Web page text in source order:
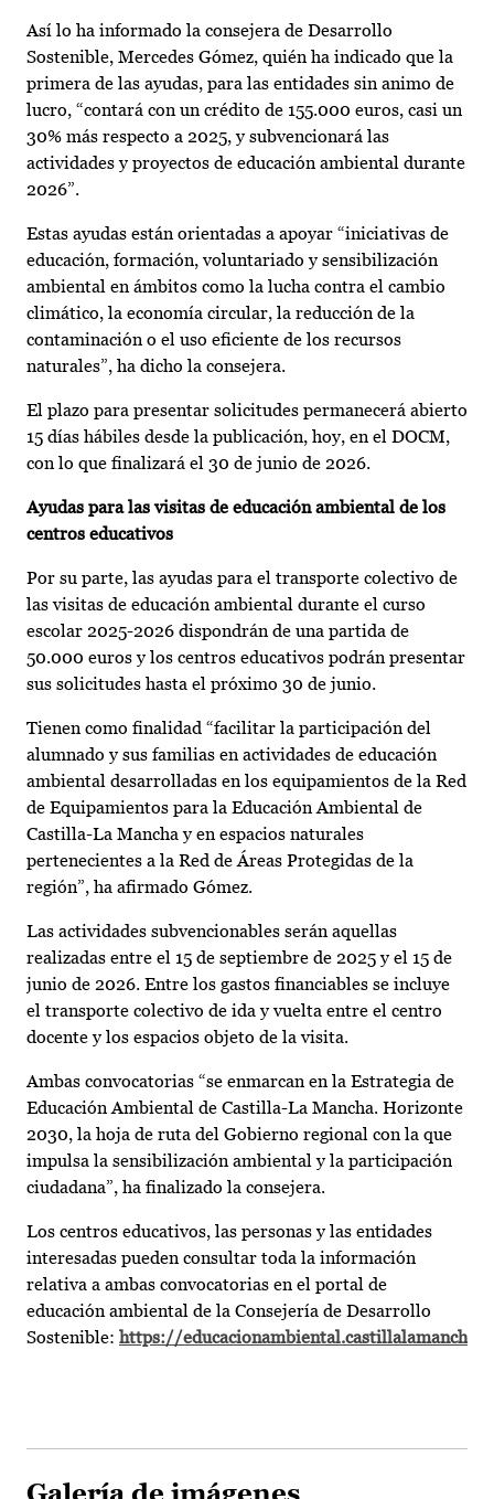
Así lo ha informado la consejera de Desarrollo
Sostenible, Mercedes Gómez, quién ha indicado que la
primera de las ayudas, para las entidades sin animo de
lucro, “contará con un crédito de 155.000 euros, casi un
30% más respecto a 2025, y subvencionará las
actividades y proyectos de educación ambiental durante
2026”.
Estas ayudas están orientadas a apoyar “iniciativas de
educación, formación, voluntariado y sensibilización
ambiental en ámbitos como la lucha contra el cambio
climático, la economía circular, la reducción de la
contaminación o el uso eficiente de los recursos
naturales”, ha dicho la consejera.
El plazo para presentar solicitudes permanecerá abierto
15 días hábiles desde la publicación, hoy, en el DOCM,
con lo que finalizará el 30 de junio de 2026.
Ayudas para las visitas de educación ambiental de los
centros educativos
Por su parte, las ayudas para el transporte colectivo de
las visitas de educación ambiental durante el curso
escolar 2025-2026 dispondrán de una partida de
50.000 euros y los centros educativos podrán presentar
sus solicitudes hasta el próximo 30 de junio.
Tienen como finalidad “facilitar la participación del
alumnado y sus familias en actividades de educación
ambiental desarrolladas en los equipamientos de la Red
de Equipamientos para la Educación Ambiental de
Castilla-La Mancha y en espacios naturales
pertenecientes a la Red de Áreas Protegidas de la
región”, ha afirmado Gómez.
Las actividades subvencionables serán aquellas
realizadas entre el 15 de septiembre de 2025 y el 15 de
junio de 2026. Entre los gastos financiables se incluye
el transporte colectivo de ida y vuelta entre el centro
docente y los espacios objeto de la visita.
Ambas convocatorias “se enmarcan en la Estrategia de
Educación Ambiental de Castilla-La Mancha. Horizonte
2030, la hoja de ruta del Gobierno regional con la que
impulsa la sensibilización ambiental y la participación
ciudadana”, ha finalizado la consejera.
Los centros educativos, las personas y las entidades
interesadas pueden consultar toda la información
relativa a ambas convocatorias en el portal de
educación ambiental de la Consejería de Desarrollo
Sostenible: https://
Galería de imágenes